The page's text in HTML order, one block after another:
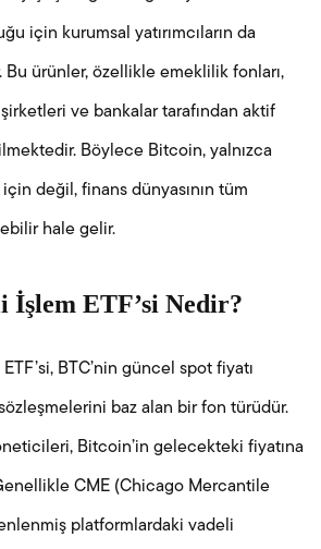
için kurumsal yatırımcıların da
ürünler, özellikle emeklilik fonları,
şirketleri ve bankalar tarafından aktif
Böylece Bitcoin, yalnızca
için değil, finans dünyasının tüm
hale gelir.
İşlem ETF’si Nedir?
BTC’nin güncel spot fiyatı
baz alan bir fon türüdür.
Bitcoin’in gelecekteki fiyatına
CME (Chicago Mercantile
platformlardaki vadeli